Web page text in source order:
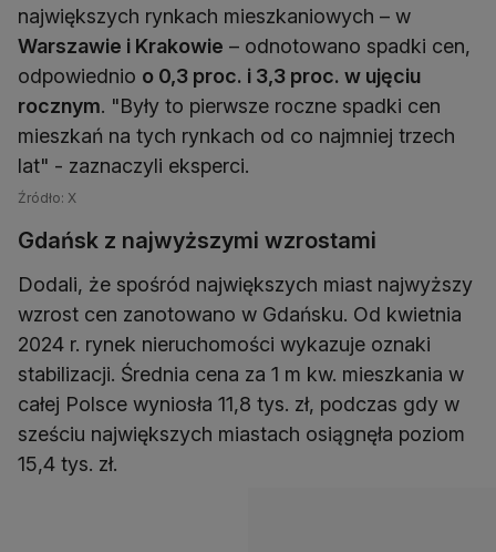
największych rynkach mieszkaniowych – w
Warszawie i Krakowie – odnotowano spadki cen,
odpowiednio o 0,3 proc. i 3,3 proc. w ujęciu
rocznym. "Były to pierwsze roczne spadki cen
mieszkań na tych rynkach od co najmniej trzech
lat" - zaznaczyli eksperci.
Źródło: X
Gdańsk z najwyższymi wzrostami
Dodali, że spośród największych miast najwyższy
wzrost cen zanotowano w Gdańsku. Od kwietnia
2024 r. rynek nieruchomości wykazuje oznaki
stabilizacji. Średnia cena za 1 m kw. mieszkania w
całej Polsce wyniosła 11,8 tys. zł, podczas gdy w
sześciu największych miastach osiągnęła poziom
15,4 tys. zł.